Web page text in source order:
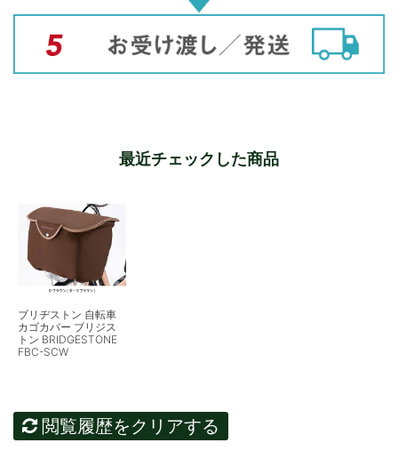
最近チェックした商品
ブリヂストン 自転車
カゴカバー ブリジス
トン BRIDGESTONE
FBC-SCW
閲覧履歴をクリアする